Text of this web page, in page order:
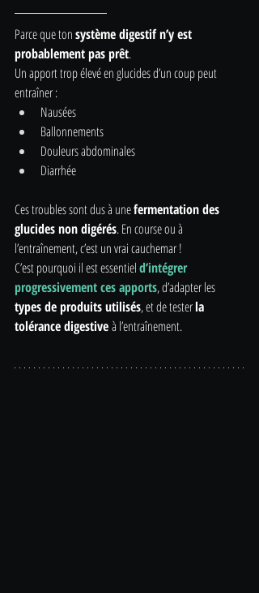
Parce que ton système digestif n’y est
probablement pas prêt.
Un apport trop élevé en glucides d’un coup peut
entraîner :
Nausées
Ballonnements
Douleurs abdominales
Diarrhée
Ces troubles sont dus à une fermentation des
glucides non digérés. En course ou à
l’entraînement, c’est un vrai cauchemar !
C’est pourquoi il est essentiel d’intégrer
progressivement ces apports, d’adapter les
types de produits utilisés, et de tester la
tolérance digestive à l’entraînement.